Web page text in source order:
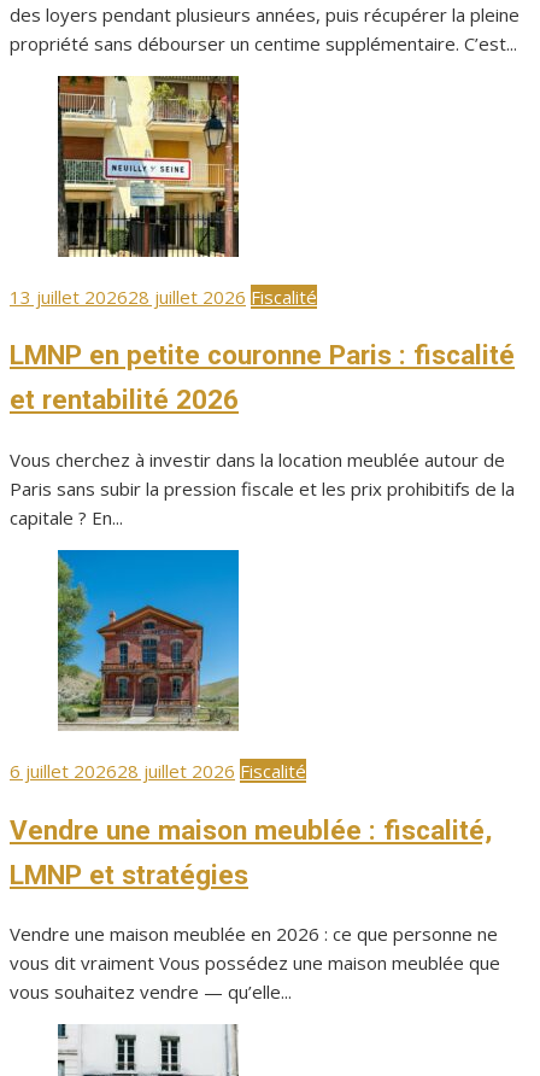
des loyers pendant plusieurs années, puis récupérer la pleine
propriété sans débourser un centime supplémentaire. C’est...
Publié
13 juillet 202628 juillet 2026 Fiscalité
LMNP en petite couronne Paris : fiscalité
et rentabilité 2026
Vous cherchez à investir dans la location meublée autour de
Paris sans subir la pression fiscale et les prix prohibitifs de la
capitale ? En...
Publié
6 juillet 202628 juillet 2026 Fiscalité
Vendre une maison meublée : fiscalité,
LMNP et stratégies
Vendre une maison meublée en 2026 : ce que personne ne
vous dit vraiment Vous possédez une maison meublée que
vous souhaitez vendre — qu’elle...